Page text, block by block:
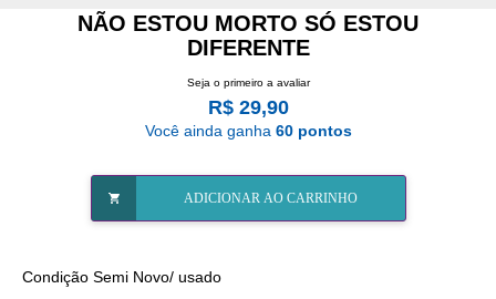
NÃO ESTOU MORTO SÓ ESTOU
DIFERENTE
Seja o primeiro a avaliar
R$ 29,90
Você ainda ganha 60 pontos
ADICIONAR AO CARRINHO
Condição Semi Novo/ usado